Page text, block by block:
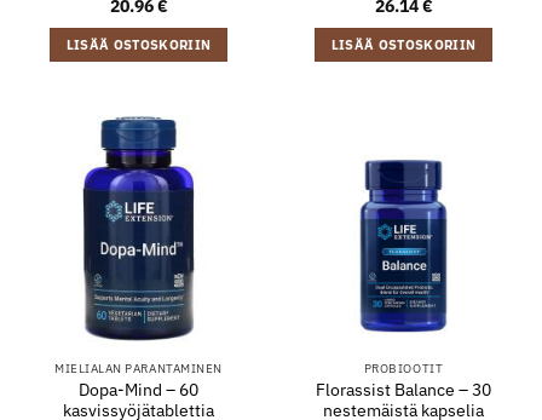
20.96€
LISÄÄ OSTOSKORIIN
26.14€
LISÄÄ OSTOSKORIIN
MIELIALAN PARANTAMINEN
Dopa-Mind – 60
kasvissyöjätablettia
PROBIOOTIT
Florassist Balance – 30
nestemäistä kapselia